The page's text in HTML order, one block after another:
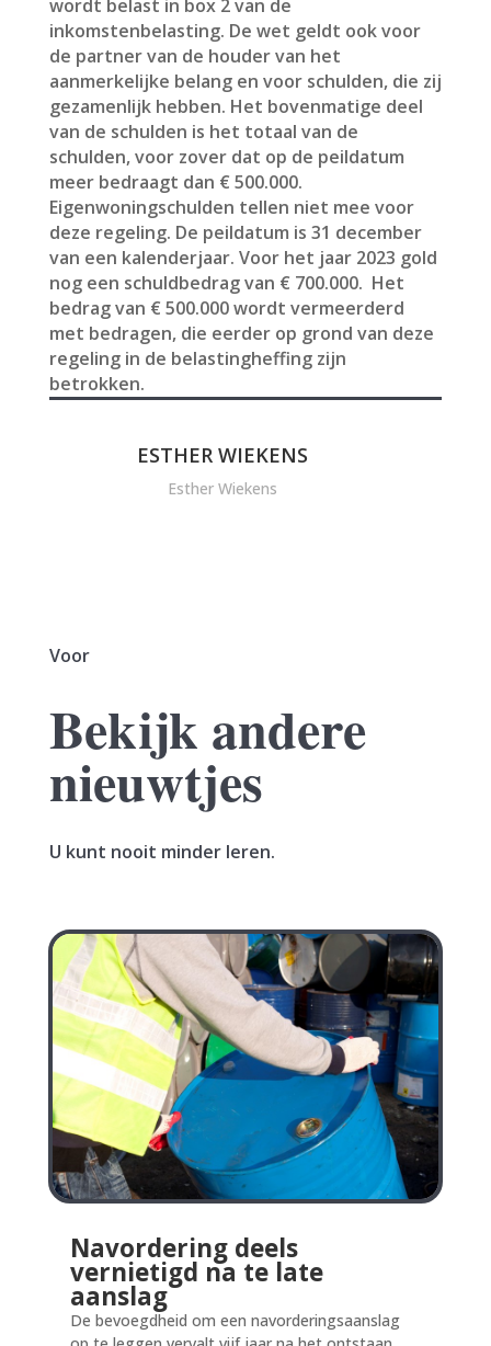
wordt belast in box 2 van de
inkomstenbelasting. De wet geldt ook voor
de partner van de houder van het
aanmerkelijke belang en voor schulden, die zij
gezamenlijk hebben. Het bovenmatige deel
van de schulden is het totaal van de
schulden, voor zover dat op de peildatum
meer bedraagt dan € 500.000.
Eigenwoningschulden tellen niet mee voor
deze regeling. De peildatum is 31 december
van een kalenderjaar. Voor het jaar 2023 gold
nog een schuldbedrag van € 700.000. Het
bedrag van € 500.000 wordt vermeerderd
met bedragen, die eerder op grond van deze
regeling in de belastingheffing zijn
betrokken.
ESTHER WIEKENS
Esther Wiekens
Voor
Bekijk andere
nieuwtjes
U kunt nooit minder leren.
Navordering deels
vernietigd na te late
aanslag
De bevoegdheid om een navorderingsaanslag